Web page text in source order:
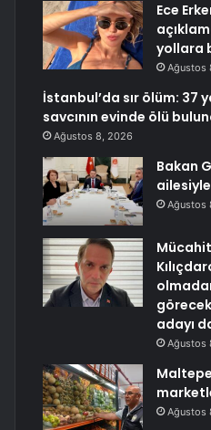
Ece
yollara
Ağustos
İstanbul’da sır ölüm: 37
savcının evinde ölü
Ağustos 8, 2026
Bakan
Ağustos
adayı
Ağustos
Ağustos